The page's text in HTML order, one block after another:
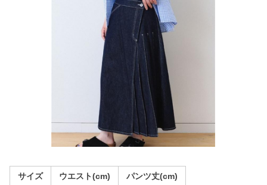
サイズ ウエスト(cm) パンツ丈(cm)